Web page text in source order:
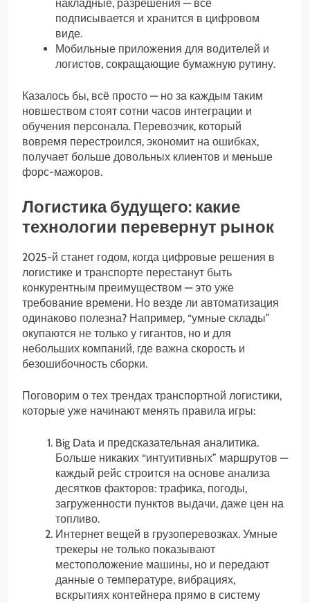
накладные, разрешения — все
подписывается и хранится в цифровом
виде.
Мобильные приложения для водителей и
логистов, сокращающие бумажную рутину.
Казалось бы, всё просто — но за каждым таким
новшеством стоят сотни часов интеграции и
обучения персонала. Перевозчик, который
вовремя перестроился, экономит на ошибках,
получает больше довольных клиентов и меньше
форс-мажоров.
Логистика будущего: какие
технологии перевернут рынок
2025-й станет годом, когда цифровые решения в
логистике и транспорте перестанут быть
конкурентным преимуществом — это уже
требование времени. Но везде ли автоматизация
одинаково полезна? Например, “умные склады”
окупаются не только у гигантов, но и для
небольших компаний, где важна скорость и
безошибочность сборки.
Поговорим о тех трендах транспортной логистики,
которые уже начинают менять правила игры:
Big Data и предсказательная аналитика.
Больше никаких “интуитивных” маршрутов —
каждый рейс строится на основе анализа
десятков факторов: трафика, погоды,
загруженности пунктов выдачи, даже цен на
топливо.
Интернет вещей в грузоперевозках. Умные
трекеры не только показывают
местоположение машины, но и передают
данные о температуре, вибрациях,
вскрытиях контейнера прямо в систему